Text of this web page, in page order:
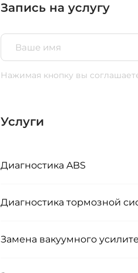
Запись на услугу
Нажимая кнопку вы
Услуги
Диагностика ABS
Диагностика тормозной
Замена вакуумного